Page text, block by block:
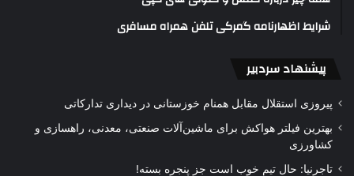
شرایط اظهارنامه گمرکی تلفن همراه مسافری
پیشنهاد سردبیر
پیروزی استقلال مقابل همنام خوزستانی در دیداری تدارکاتی
بهترین فیلتر هواکش برای ماشین‌آلات صنعتی، معدنی، راهسازی و
کشاورزی
تاجرنیا: حال تیم خوب است جز پنجره بسته!